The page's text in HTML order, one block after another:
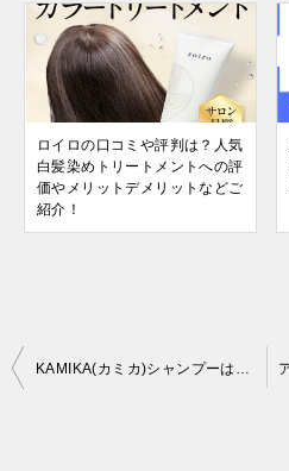
ロイロの口コミや評判は？人気
白髪染めトリートメントへの評
価やメリットデメリットなどご
紹介！
投
KAMIKA(カミカ)シャンプーはどこで売ってる？ドラッグストアやドンキなど販売店の市販状況を調査！